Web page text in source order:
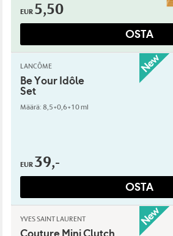
EUR 5,50
OSTA
LANCÔME
Be Your Idôle
Set
Määrä: 8,5+0,6+10 ml
EUR 39,-
OSTA
YVES SAINT LAURENT